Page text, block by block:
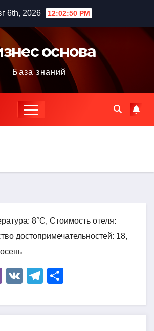
6th, 2026 12:02:50 PM
основа
База знаний
8°C, Стоимость отеля:
достопримечательностей: 18,
Vi
er
V
T
e
р